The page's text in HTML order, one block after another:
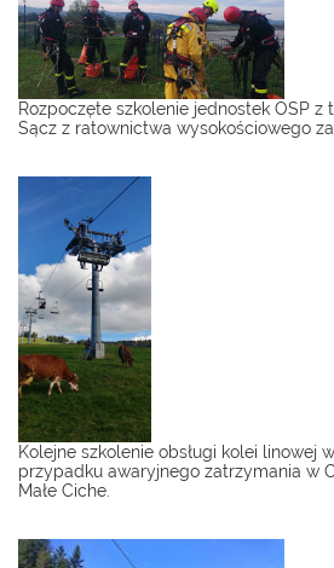
Rozpoczęte szkolenie jednostek OSP z
Sącz z ratownictwa wysokościowego
Kolejne szkolenie obsługi kolei linowej
przypadku awaryjnego zatrzymania w
Małe Ciche.